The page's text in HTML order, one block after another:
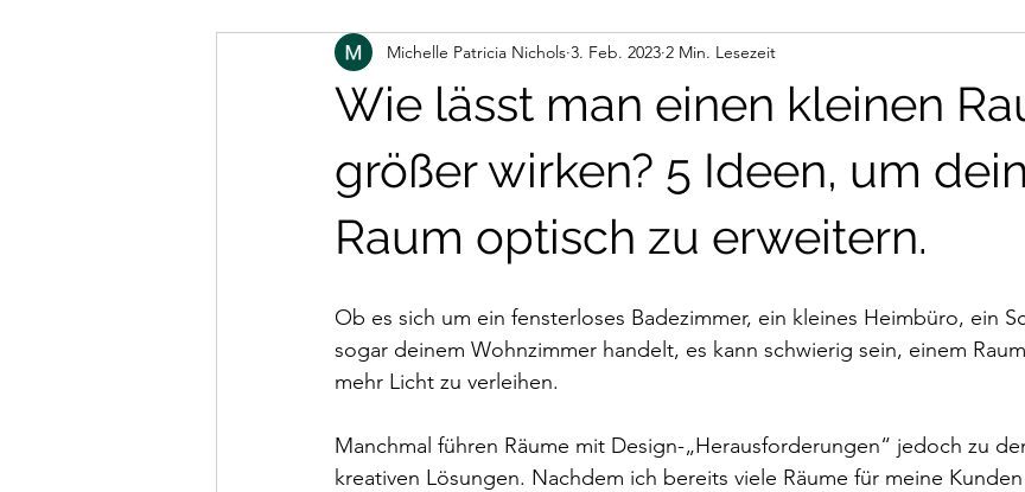
Wie lässt man einen kleinen
größer wirken? 5 Ideen, um
Raum optisch zu erweitern.
Michelle Patricia Nichols 3. Feb. 2023 2 Min. Lesezeit
Ob es sich um ein fensterloses Badezimmer, ein kleines Heimbüro, ein
sogar deinem Wohnzimmer handelt, es kann schwierig sein, einem
mehr Licht zu verleihen.
Manchmal führen Räume mit Design-„Herausforderungen“ jedoch zu
kreativen Lösungen. Nachdem ich bereits viele Räume für meine